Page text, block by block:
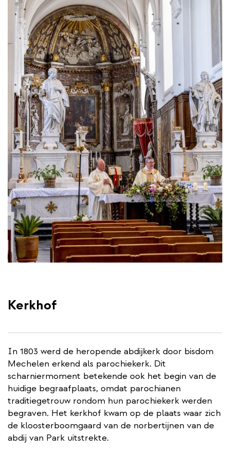
Kerkhof
In 1803 werd de heropende abdijkerk door bisdom
Mechelen erkend als parochiekerk. Dit
scharniermoment betekende ook het begin van de
huidige begraafplaats, omdat parochianen
traditiegetrouw rondom hun parochiekerk werden
begraven. Het kerkhof kwam op de plaats waar zich
de kloosterboomgaard van de norbertijnen van de
abdij van Park uitstrekte.